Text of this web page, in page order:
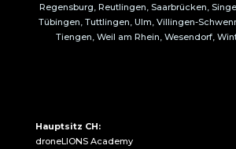
Regensburg, Reutlingen, Saarbrücken,
Tübingen, Tuttlingen, Ulm, Villingen-
Tiengen, Weil am Rhein, Wesendorf,
Hauptsitz CH:
droneLIONS Academy